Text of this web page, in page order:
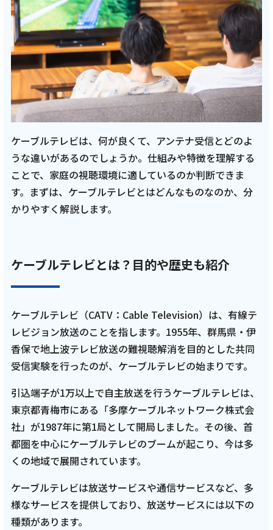
プライバシーポリシー
広告掲載のご案内
ケーブルテレビは、何が良くて、アンテナ受信とどのよ
うな違いがあるのでしょうか。仕組みや特徴を理解する
ことで、家庭の視聴環境に適しているのか判断できま
す。まずは、ケーブルテレビとはどんなものなのか、分
かりやすく解説します。
ケーブルテレビとは？目的や歴史も紹介
ケーブルテレビ（CATV：Cable Television）は、有線テ
レビジョン放送のことを指します。1955年、群馬県・伊
香保で地上波テレビ放送の難視聴解消を目的とした共同
受信実験を行ったのが、ケーブルテレビの始まりです。
引込端子が1万以上で自主放送を行うケーブルテレビは、
東京都青梅市にある「多摩ケーブルネットワーク株式会
社」が1987年に第1局として開局しました。その後、首
都圏を中心にケーブルテレビのブームが起こり、今は多
くの地域で展開されています。
ケーブルテレビは放送サービスや通信サービスなど、多
様なサービスを提供しており、放送サービスには以下の
種類があります。